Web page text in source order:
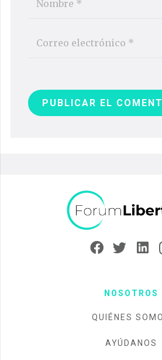
PUBLICAR EL
NOSOTROS
QUIÉNES
AYÚDANOS